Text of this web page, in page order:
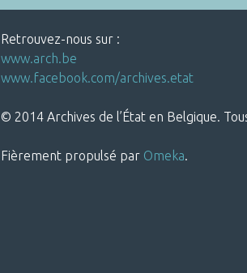
Retrouvez-nous sur :
www.arch.be
www.facebook.com/archives.etat
© 2014 Archives de l’État en Belgique.
Fièrement propulsé par Omeka.